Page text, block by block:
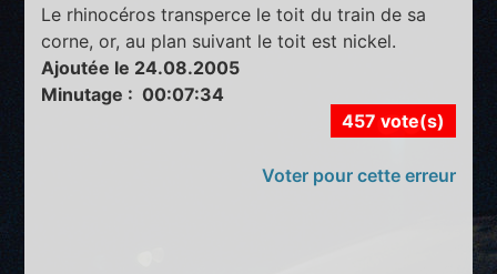
Le rhinocéros transperce le toit du train de sa
corne, or, au plan suivant le toit est nickel.
Ajoutée le 24.08.2005
Minutage : 00:07:34
457 vote(s)
Voter pour cette erreur